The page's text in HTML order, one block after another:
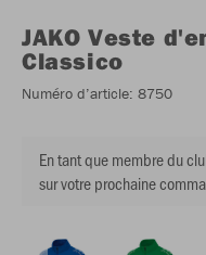
JAKO Veste
Classico
Numéro d’article: 8750
En tant que membre du
sur votre prochaine